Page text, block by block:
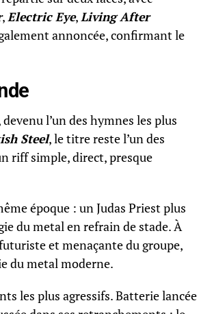
,Electric Eye,Living After
annoncée, confirmant le
devenu l’un des hymnes les plus
Steel, le titre reste l’un des
riff simple, direct, presque
époque : un Judas Priest plus
du metal en refrain de stade. À
et menaçante du groupe,
du metal moderne.
les plus agressifs. Batterie lancée